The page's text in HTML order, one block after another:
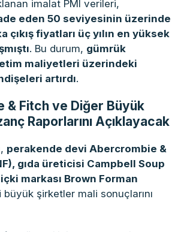
imalat PMI verileri,
eden 50 seviyesinin üzerinde
çıkış fiyatları üç yılın en yüksek
. Bu durum, gümrük
maliyetleri üzerindeki
artırdı.
& Fitch ve Diğer Büyük
Raporlarını Açıklayacak
perakende devi Abercrombie &
gıda üreticisi Campbell Soup
içki markası Brown Forman
büyük şirketler mali sonuçlarını